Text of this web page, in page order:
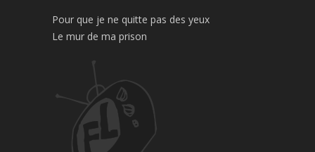
Pour que je ne quitte pas des yeux
Le mur de ma prison